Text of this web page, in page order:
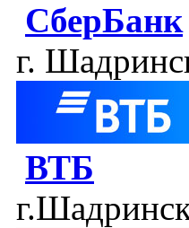
СберБанк
г.
ВТБ